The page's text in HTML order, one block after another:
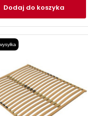
Dodaj do koszyka